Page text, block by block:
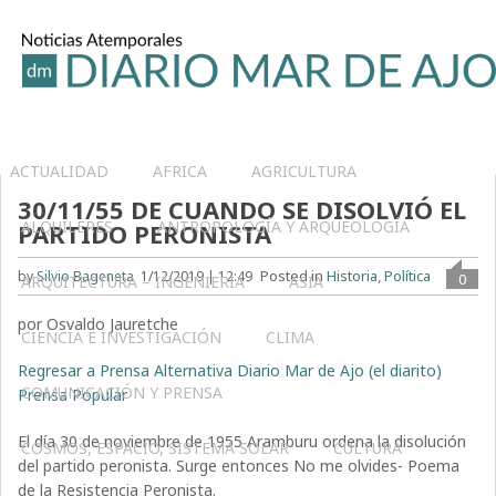
ACTUALIDAD AFRICA AGRICULTURA
ALQUILERES ANTROPOLOGÍA Y ARQUEOLOGÍA
ARQUITECTURA – INGENIERIA ASIA
CIENCIA E INVESTIGACIÓN CLIMA
COMUNICACIÓN Y PRENSA
COSMOS, ESPACIO, SISTEMA SOLAR CULTURA
30/11/55 DE CUANDO SE DISOLVIÓ EL
PARTIDO PERONISTA
bySilvio Bageneta 1/12/2019 | 12:49 0
Posted in Historia,Política
por Osvaldo Jauretche
Regresar a Prensa Alternativa Diario Mar de Ajo (el diarito)
Prensa Popular
El día 30 de noviembre de 1955 Aramburu ordena la disolución
del partido peronista. Surge entonces No me olvides- Poema
de la Resistencia Peronista.